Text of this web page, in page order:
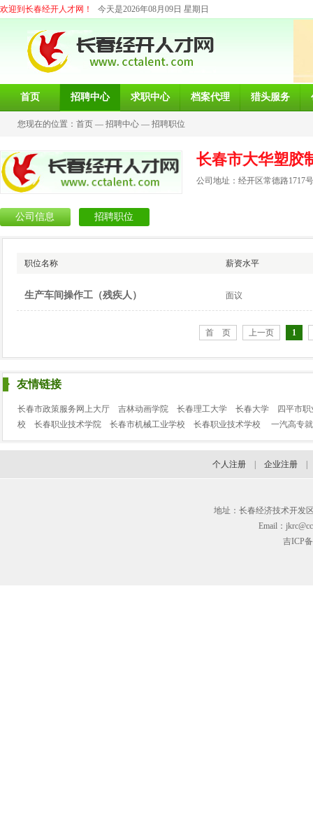
欢迎到长春经开人才网！ 今天是2026年08月09日 星期日
首页 招聘中心 求职中心 档案代理 猎头服务
您现在的位置： 首页 — 招聘中心 — 招聘职位
长春市大华塑胶
公司地址：经开区常德路1717号
公司信息 招聘职位
职位名称 薪资水平
生产车间操作工（残疾人） 面议
首 页 上一页 1
友情链接
长春市政策服务网上大厅 吉林动画学院 长春理工大学 长春大学
四平市
校
长春职业技术学院 长春市机械工业学校 长春职业技术学校 一汽高专
个人注册 企业注册
地址：长春经济技术开发
Email：
吉ICP